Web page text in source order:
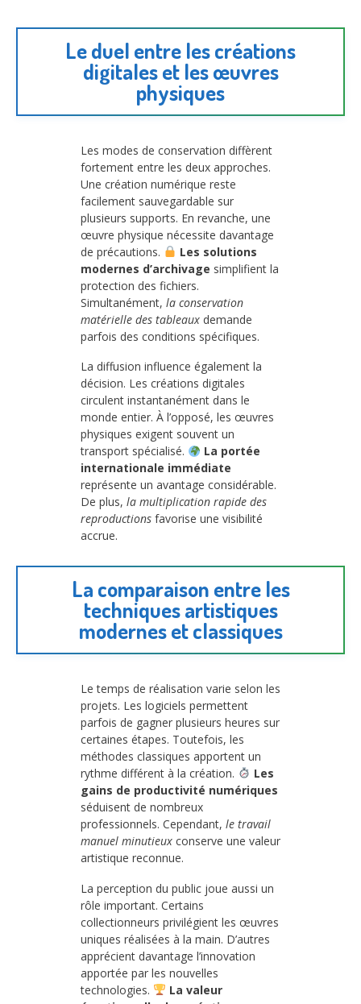
Le duel entre les créations
digitales et les œuvres
physiques
Les modes de conservation diffèrent
fortement entre les deux approches.
Une création numérique reste
facilement sauvegardable sur
plusieurs supports. En revanche, une
œuvre physique nécessite davantage
de précautions.
Les solutions
modernes d’archivage simplifient la
protection des fichiers.
Simultanément, la conservation
matérielle des tableaux demande
parfois des conditions spécifiques.
La diffusion influence également la
décision. Les créations digitales
circulent instantanément dans le
monde entier. À l’opposé, les œuvres
physiques exigent souvent un
transport spécialisé.
La portée
internationale immédiate
représente un avantage considérable.
De plus, la multiplication rapide des
reproductions favorise une visibilité
accrue.
La comparaison entre les
techniques artistiques
modernes et classiques
Le temps de réalisation varie selon les
projets. Les logiciels permettent
parfois de gagner plusieurs heures sur
certaines étapes. Toutefois, les
méthodes classiques apportent un
rythme différent à la création.
Les
gains de productivité numériques
séduisent de nombreux
professionnels. Cependant, le travail
manuel minutieux conserve une valeur
artistique reconnue.
La perception du public joue aussi un
rôle important. Certains
collectionneurs privilégient les œuvres
uniques réalisées à la main. D’autres
apprécient davantage l’innovation
apportée par les nouvelles
technologies.
La valeur